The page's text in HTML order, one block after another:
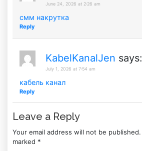
June 24, 2026 at 2:26 am
смм накрутка
Reply
KabelKanalJen says:
July 1, 2026 at 7:54 am
кабель канал
Reply
Leave a Reply
Your email address will not be published.
marked *